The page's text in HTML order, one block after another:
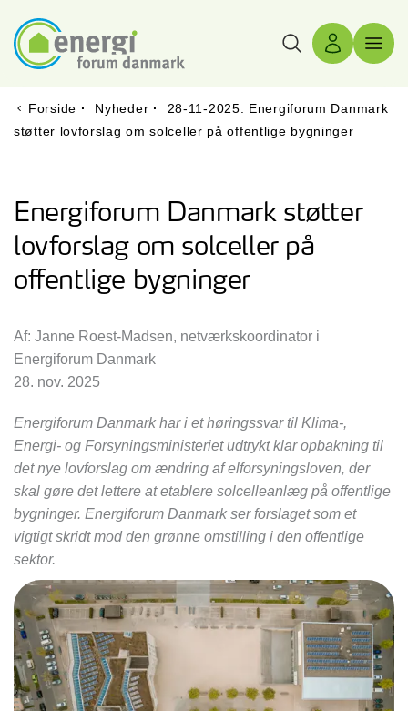
Søg Log ind
Forside · Nyheder ·
28-11-2025: Energiforum Danmark
støtter lovforslag om solceller på offentlige bygninger
Energiforum Danmark støtter
lovforslag om solceller på
offentlige bygninger
Af: Janne Roest-Madsen, netværkskoordinator i
Energiforum Danmark
28. nov. 2025
Energiforum Danmark har i et høringssvar til Klima-,
Energi- og Forsyningsministeriet udtrykt klar opbakning til
det nye lovforslag om ændring af elforsyningsloven, der
skal gøre det lettere at etablere solcelleanlæg på offentlige
bygninger. Energiforum Danmark ser forslaget som et
vigtigt skridt mod den grønne omstilling i den offentlige
sektor.